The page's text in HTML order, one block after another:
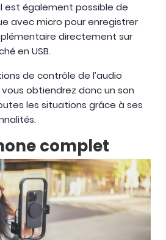
est également possible de
avec micro pour enregistrer
directement sur
en USB.
de contrôle de l’audio
vous obtiendrez donc un son
les situations grâce à ses
complet